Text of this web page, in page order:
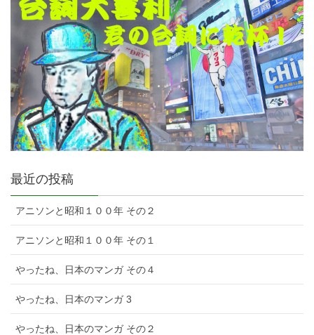
最近の投稿
アニソンと昭和１００年 その２
アニソンと昭和１００年 その１
やったね、日本のマンガ その４
やったね、日本のマンガ 3
やったね、日本のマンガ その２